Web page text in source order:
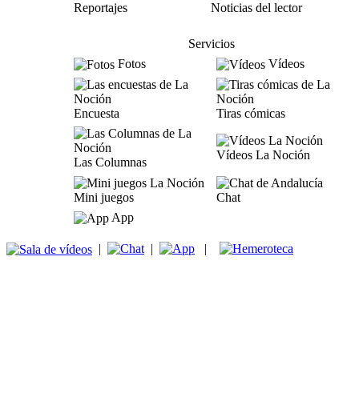
Reportajes
Noticias del lector
Servicios
Fotos
Vídeos
Encuesta Tiras cómicas
Las Columnas
Vídeos La Noción
Mini juegos
Chat
App
| | |